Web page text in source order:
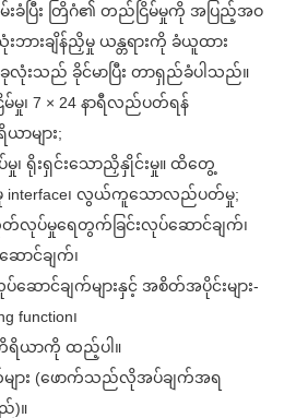
မ်းခံပြီး တြိဂံ၏ တည်ငြိမ်မှုကို အပြည့်အဝ
ားချိန်ညှိမှု ယန္တရားကို ခံယူထား
လုံးသည် ခိုင်မာပြီး တာရှည်ခံပါသည်။
မ်မှု၊ 7 × 24 နာရီလည်ပတ်ရန်
များ;
၊ ရိုးရှင်းသောညှိနှိုင်းမှု။ ထိတွေ့
interface၊ လွယ်ကူသောလည်ပတ်မှု;
တ်လုပ်မှုရေတွက်ခြင်းလုပ်ဆောင်ချက်၊
ောင်ချက်၊
ဆောင်ချက်များနှင့် အစိတ်အပိုင်းများ-
function၊
ယာကို ထည့်ပါ။
များ (ဖောက်သည်လိုအပ်ချက်အရ
)။